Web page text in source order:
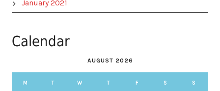
January 2021
Calendar
AUGUST 2026
M T W T F S S